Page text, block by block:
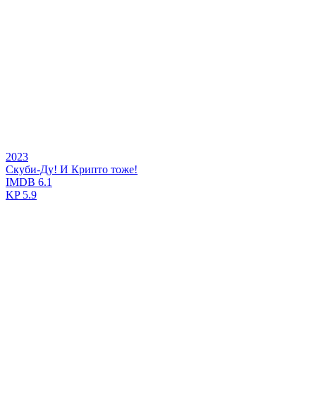
2023
Скуби-Ду! И Крипто тоже!
IMDB 6.1
KP5.9